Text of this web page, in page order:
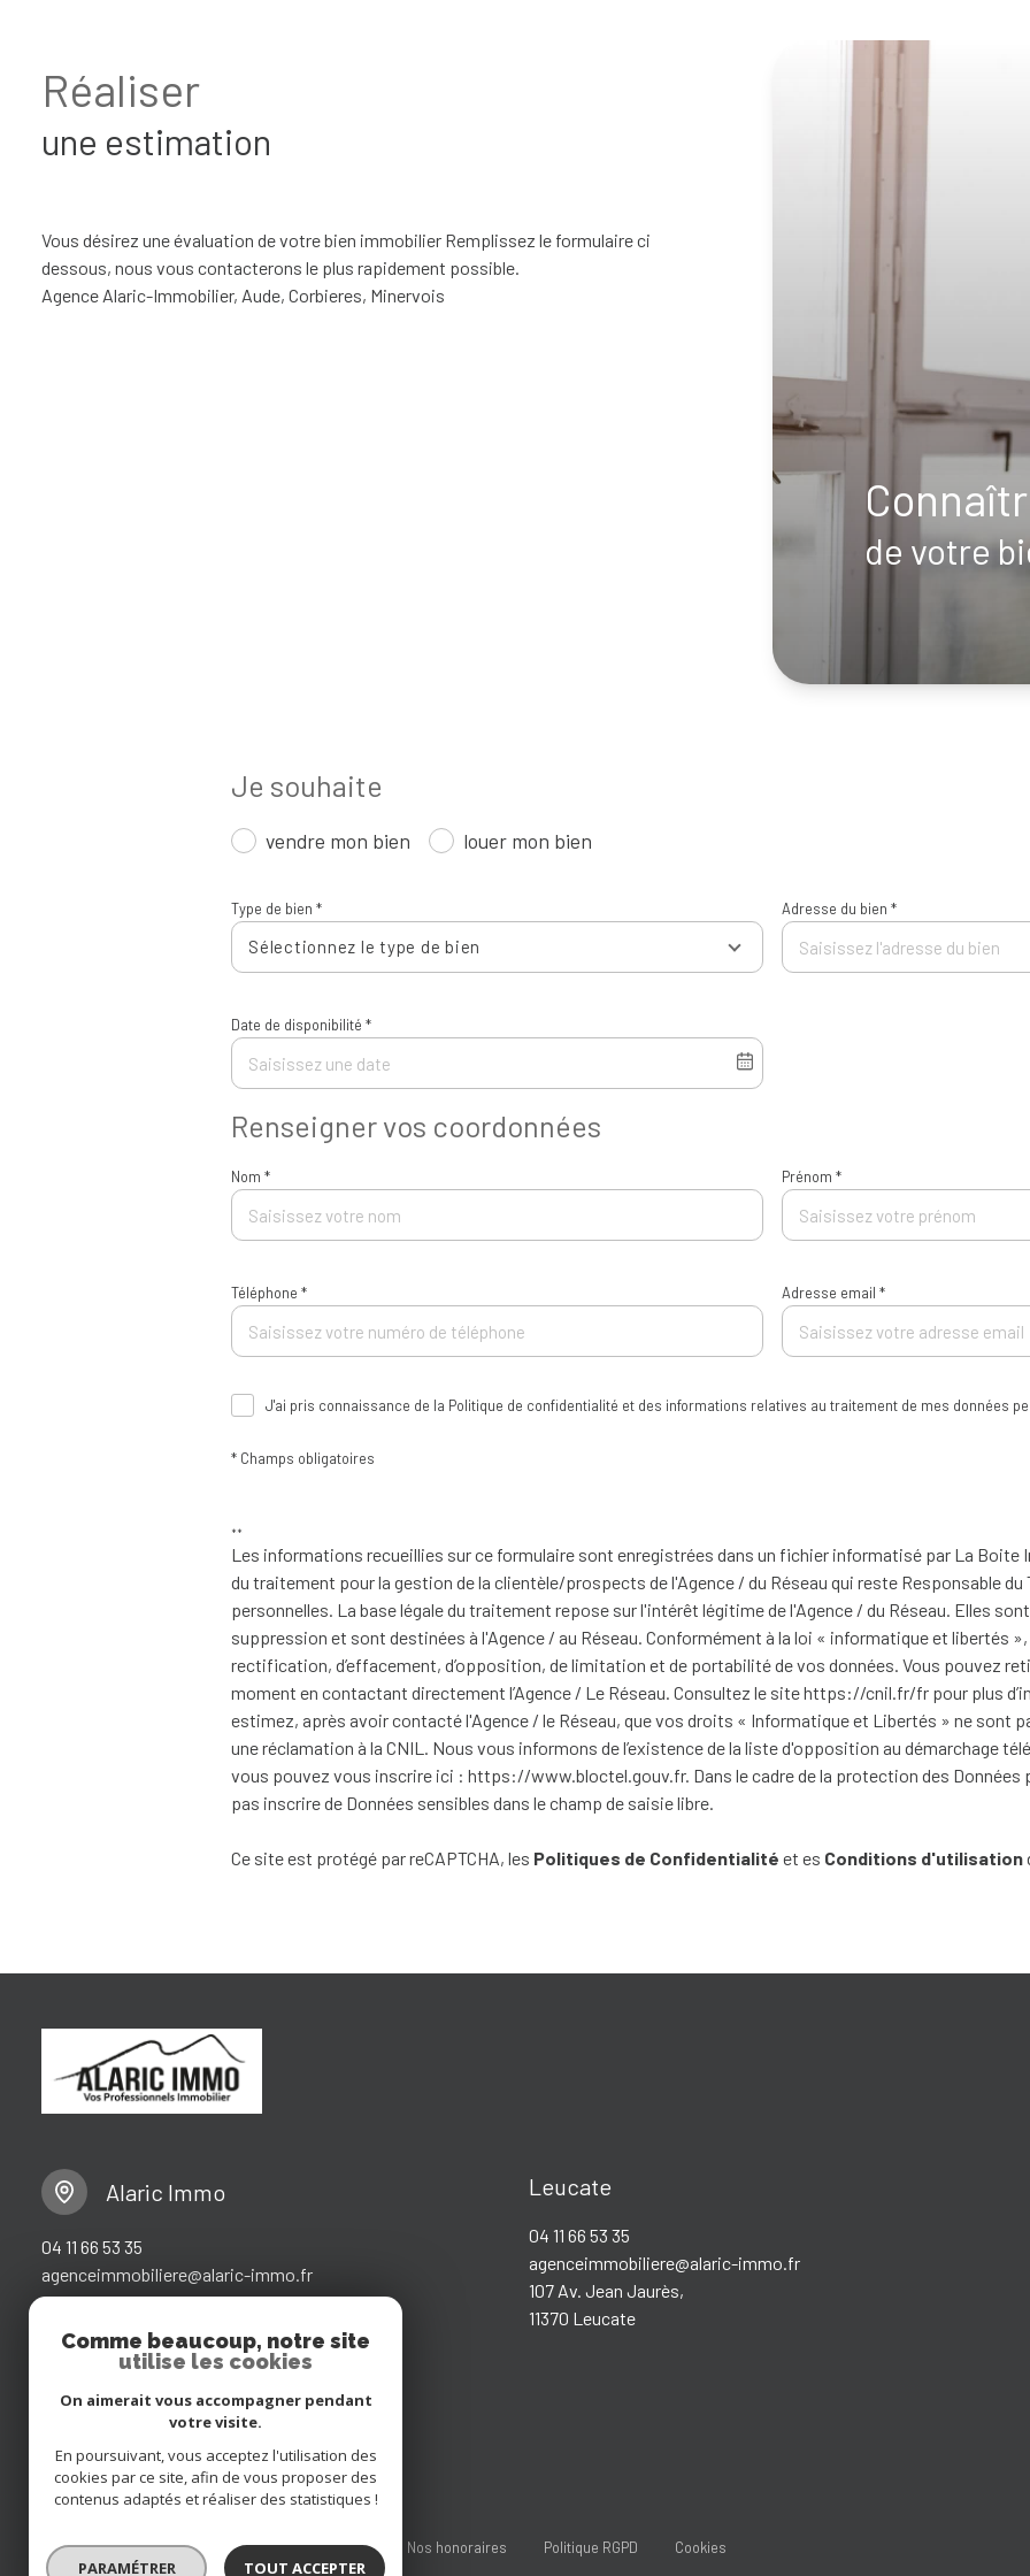
de votre
Réaliser
une estimation
Vous désirez une évaluation de votre bien immobilier Remplissez le formulaire ci
dessous, nous vous contacterons le plus rapidement possible.
Agence Alaric-Immobilier, Aude, Corbieres, Minervois
Je souhaite
vendre mon bien louer mon bien
Type de bien *
Sélectionnez le type de bien
Adresse du bien *
Date de disponibilité *
Renseigner vos coordonnées
Nom * Prénom *
Téléphone * Adresse email *
J'ai pris connaissance de la Politique de confidentialité et des informations relatives au traitement de mes données
* Champs obligatoires
**
Les informations recueillies sur ce formulaire sont enregistrées dans un fichier informatisé par La
du traitement pour la gestion de la clientèle/prospects de l'Agence / du Réseau qui reste Responsable
personnelles. La base légale du traitement repose sur l'intérêt légitime de l'Agence / du Réseau. Elles
suppression et sont destinées à l'Agence / au Réseau. Conformément à la loi « informatique et libertés
rectification, d’effacement, d’opposition, de limitation et de portabilité de vos données. Vous pouvez
moment en contactant directement l’Agence / Le Réseau. Consultez le sitehttps://cnil.fr/fr pour plus
estimez, après avoir contacté l'Agence / le Réseau, que vos droits « Informatique et Libertés » ne sont
une réclamation à la CNIL. Nous vous informons de l’existence de la liste d'opposition au démarchage
vous pouvez vous inscrire ici : https://www.bloctel.gouv.fr. Dans le cadre de la protection des
pas inscrire de Données sensibles dans le champ de saisie libre.
Ce site est protégé par reCAPTCHA, les Politiques de Confidentialité et es Conditions d'utilisation
Alaric Immo
04 11 66 53 35
agenceimmobiliere@alaric-immo.fr
10 rue des tonnelles
11200 Fabrezan
Leucate
04 11 66 53 35
agenceimmobiliere@alaric-immo.fr
107 Av. Jean Jaurès,
11370 Leucate
Restons connectés
Nos partenaires Mentions légales Admin Nos honoraires Politique RGPD Cookies
Comme beaucoup, notre site
utilise les cookies
On aimerait vous accompagner pendant
votre visite.
En poursuivant, vous acceptez l'utilisation des
cookies par ce site, afin de vous proposer des
contenus adaptés et réaliser des statistiques !
PARAMÉTRER TOUT ACCEPTER